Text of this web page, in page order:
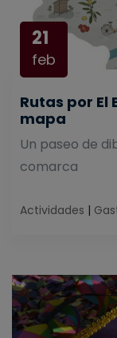
21
feb
Rutas por El
mapa
Un paseo de
comarca
Actividades |